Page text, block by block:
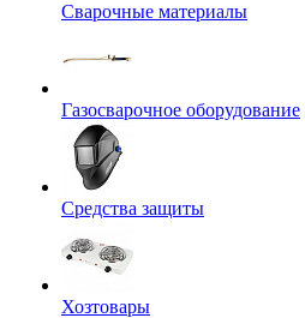
Сварочные материалы
Газосварочное оборудование
Средства защиты
Хозтовары